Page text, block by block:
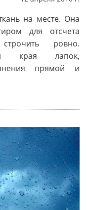
на месте. Она
для отсчета
ровно.
края лапок,
прямой и